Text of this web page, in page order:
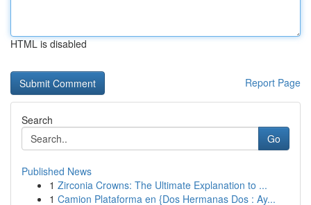
HTML is disabled
Report Page
Search
Go
Published News
1 Zirconia Crowns: The Ultimate Explanation to ...
1 Camion Plataforma en {Dos Hermanas Dos : Ay...